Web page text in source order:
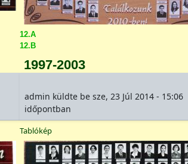
12.A
12.B
1997-2003
admin küldte be sze, 23 Júl 2014 - 15:06
időpontban
Tablókép